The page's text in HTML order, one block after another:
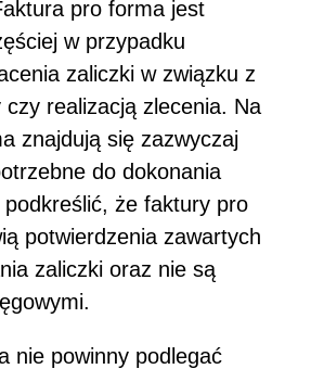
pro forma jest
w przypadku
zaliczki w związku z
czy realizacją zlecenia. Na
znajdują się zazwyczaj
do dokonania
podkreślić, że faktury pro
potwierdzenia zawartych
zaliczki oraz nie są
nie powinny podlegać